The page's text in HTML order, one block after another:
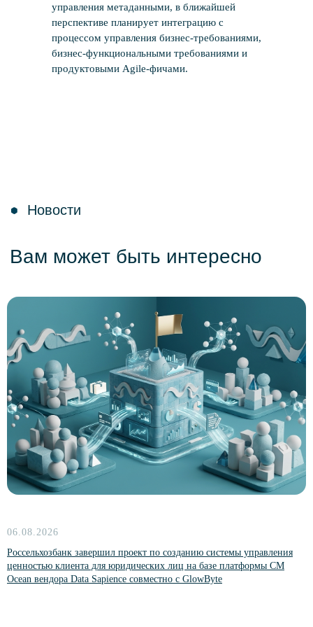
управления метаданными, в ближайшей
перспективе планирует интеграцию с
процессом управления бизнес-требованиями,
бизнес-функциональными требованиями и
продуктовыми Agile-фичами.
06.08.2026
Россельхозбанк завершил проект по созданию системы управления
ценностью клиента для юридических лиц на базе платформы CM
Ocean вендора Data Sapience совместно с GlowByte
CM Ocean
TALYS Ocean
Kolmogorov AI
Партнеры
Комьюнити NoML
Комьюнити Сарафан
Комьюнити DataPeople